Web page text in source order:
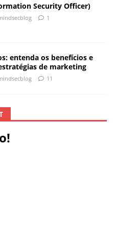
Security Officer)
1
entenda os benefícios e
de marketing
11